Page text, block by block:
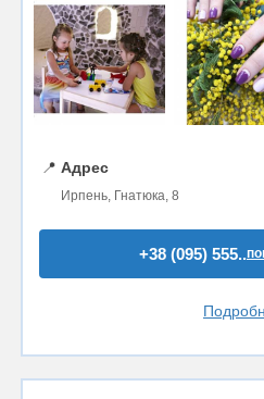
📍 Адрес
Ирпень, Гнатюка, 8
+38 (095) 555..